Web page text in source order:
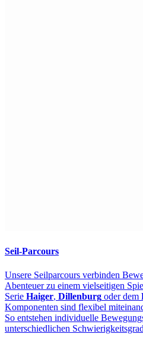
Seil-Parcours
Unsere Seilparcours verbinden
Abenteuer zu einem vielseitigen
Serie Haiger, Dillenburg oder dem
Komponenten sind flexibel
So entstehen individuelle
unterschiedlichen